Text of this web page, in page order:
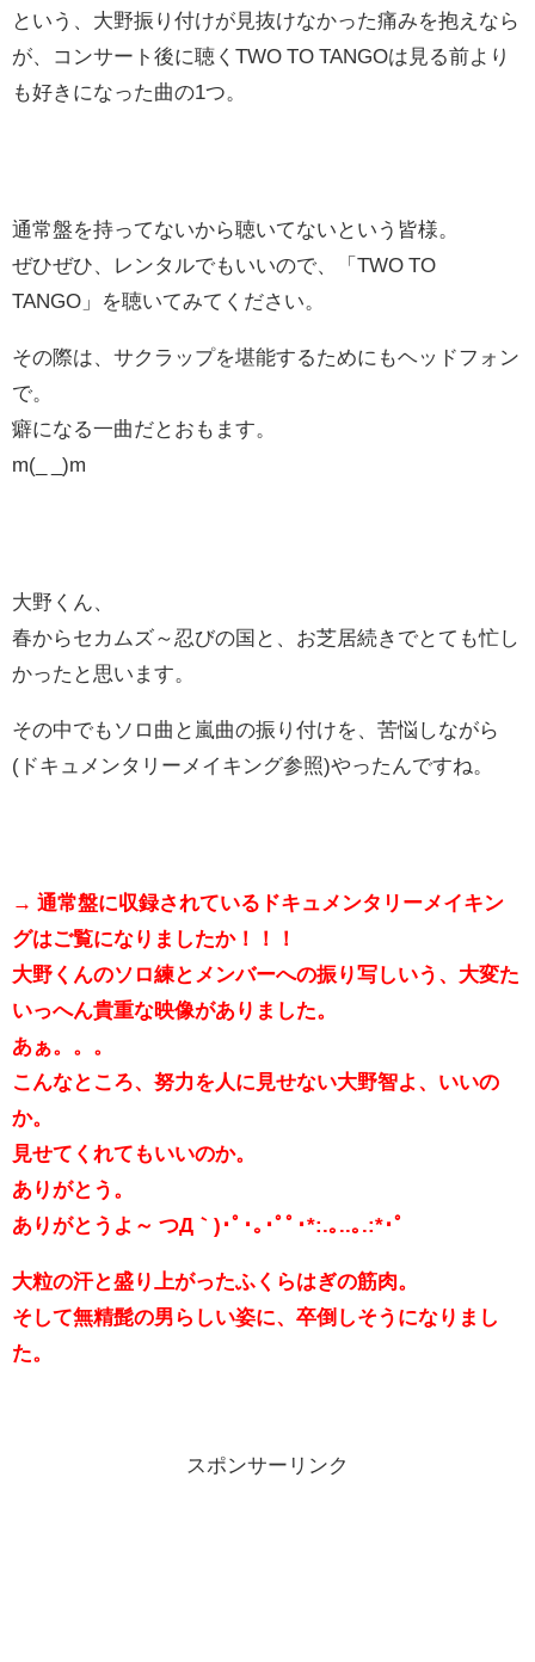
という、大野振り付けが見抜けなかった痛みを抱えなら
が、コンサート後に聴くTWO TO TANGOは見る前より
も好きになった曲の1つ。
通常盤を持ってないから聴いてないという皆様。
ぜひぜひ、レンタルでもいいので、「TWO TO
TANGO」を聴いてみてください。
その際は、サクラップを堪能するためにもヘッドフォン
で。
癖になる一曲だとおもます。
m(_ _)m
大野くん、
春からセカムズ～忍びの国と、お芝居続きでとても忙し
かったと思います。
その中でもソロ曲と嵐曲の振り付けを、苦悩しながら
(ドキュメンタリーメイキング参照)やったんですね。
→ 通常盤に収録されているドキュメンタリーメイキン
グはご覧になりましたか！！！
大野くんのソロ練とメンバーへの振り写しいう、大変た
いっへん貴重な映像がありました。
あぁ。。。
こんなところ、努力を人に見せない大野智よ、いいの
か。
見せてくれてもいいのか。
ありがとう。
ありがとうよ～ つД｀)･ﾟ･｡･ﾟﾟ･*:.｡..｡.:*･ﾟ
大粒の汗と盛り上がったふくらはぎの筋肉。
そして無精髭の男らしい姿に、卒倒しそうになりまし
た。
スポンサーリンク